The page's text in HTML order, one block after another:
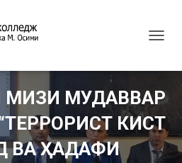
G
L
E
N
A
V
МИЗИ МУДАВВАР
КИСТ
ВА ҲАДАФИ